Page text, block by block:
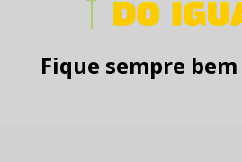
Fique sempre